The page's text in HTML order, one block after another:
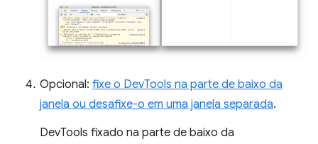
Opcional: fixe o DevTools na parte de baixo da
janela ou desafixe-o em uma janela separada.
DevTools fixado na parte de baixo da